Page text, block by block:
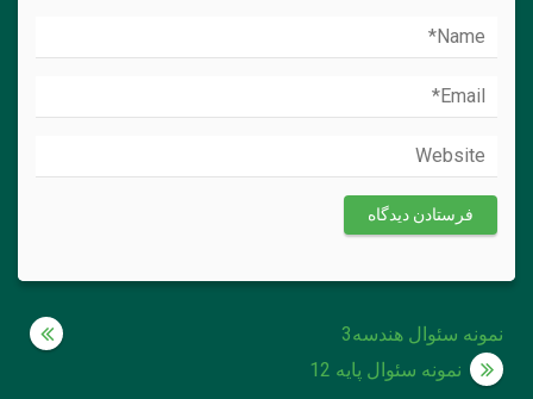
راهبری
نوشته
نمونه سئوال هندسه3
نمونه سئوال پایه 12